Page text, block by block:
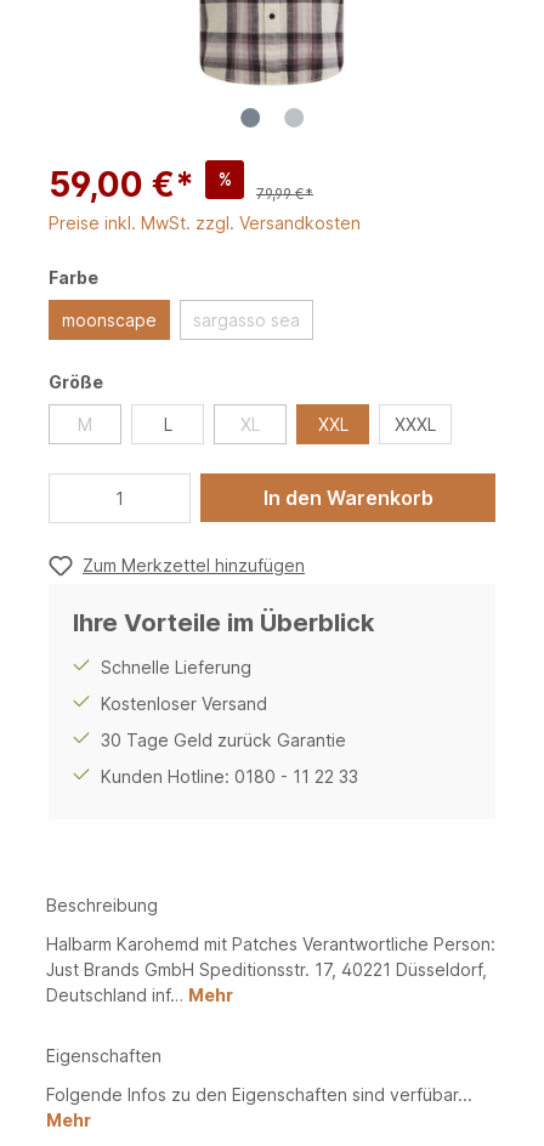
59,00 €* %
79,99 €*
Preise inkl. MwSt. zzgl. Versandkosten
Farbe
moonscape sargasso sea
Größe
M L XL XXL XXXL
In den Warenkorb
Zum Merkzettel hinzufügen
Ihre Vorteile im Überblick
Schnelle Lieferung
Kostenloser Versand
30 Tage Geld zurück Garantie
Kunden Hotline: 0180 - 11 22 33
Beschreibung
Halbarm Karohemd mit Patches Verantwortliche Person:
Just Brands GmbH Speditionsstr. 17, 40221 Düsseldorf,
Deutschland inf… Mehr
Eigenschaften
Folgende Infos zu den Eigenschaften sind verfübar...
Mehr